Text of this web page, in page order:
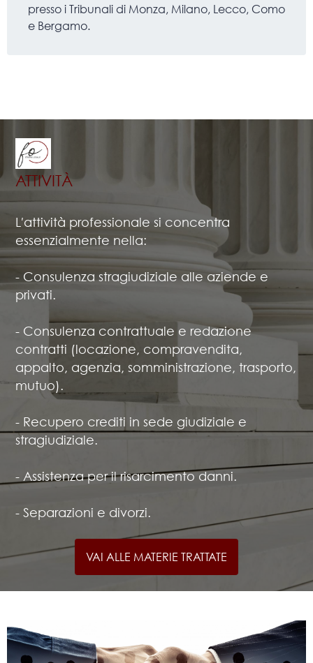
presso i Tribunali di Monza, Milano, Lecco, Como
e Bergamo.
ATTIVITÀ
L′attività professionale si concentra
essenzialmente nella:
- Consulenza stragiudiziale alle aziende e
privati.
- Consulenza contrattuale e redazione
contratti (locazione, compravendita,
appalto, agenzia, somministrazione, trasporto,
mutuo).
- Recupero crediti in sede giudiziale e
stragiudiziale.
- Assistenza per il risarcimento danni.
- Separazioni e divorzi.
VAI ALLE MATERIE TRATTATE